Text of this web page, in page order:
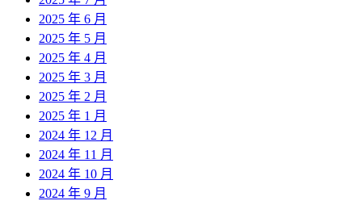
2025 年 6 月
2025 年 5 月
2025 年 4 月
2025 年 3 月
2025 年 2 月
2025 年 1 月
2024 年 12 月
2024 年 11 月
2024 年 10 月
2024 年 9 月